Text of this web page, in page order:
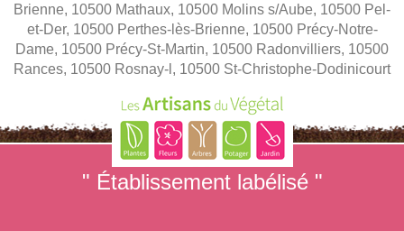
Brienne, 10500 Mathaux, 10500 Molins s/Aube, 10500 Pel-
et-Der, 10500 Perthes-lès-Brienne, 10500 Précy-Notre-
Dame, 10500 Précy-St-Martin, 10500 Radonvilliers, 10500
Rances, 10500 Rosnay-l, 10500 St-Christophe-Dodinicourt
" Établissement labélisé "